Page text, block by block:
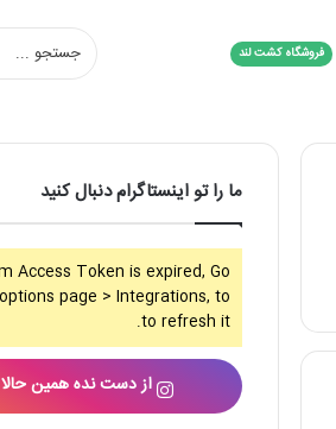
فروشگاه کشت لند
ما را تو اینستاگرام دنبال کنید
Access Token is expired, Go
page > Integrations, to
to refresh it.
از دست نده همین حالا